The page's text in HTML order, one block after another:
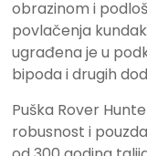
obrazinom i
povlačenja
ugrađena je u
bipoda i drugih
Puška Rover
robusnost i